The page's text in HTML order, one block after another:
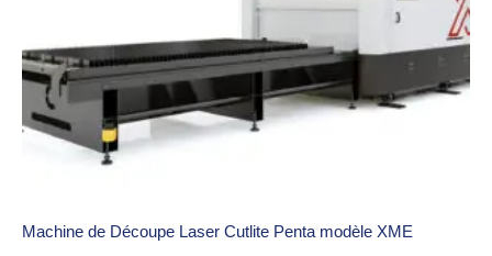
Machine de Découpe Laser Cutlite Penta modèle XME